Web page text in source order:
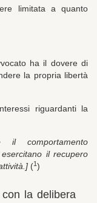
limitata a quanto
ha il dovere di
la propria libertà
riguardanti la
il comportamento
il recupero
(1)
la delibera